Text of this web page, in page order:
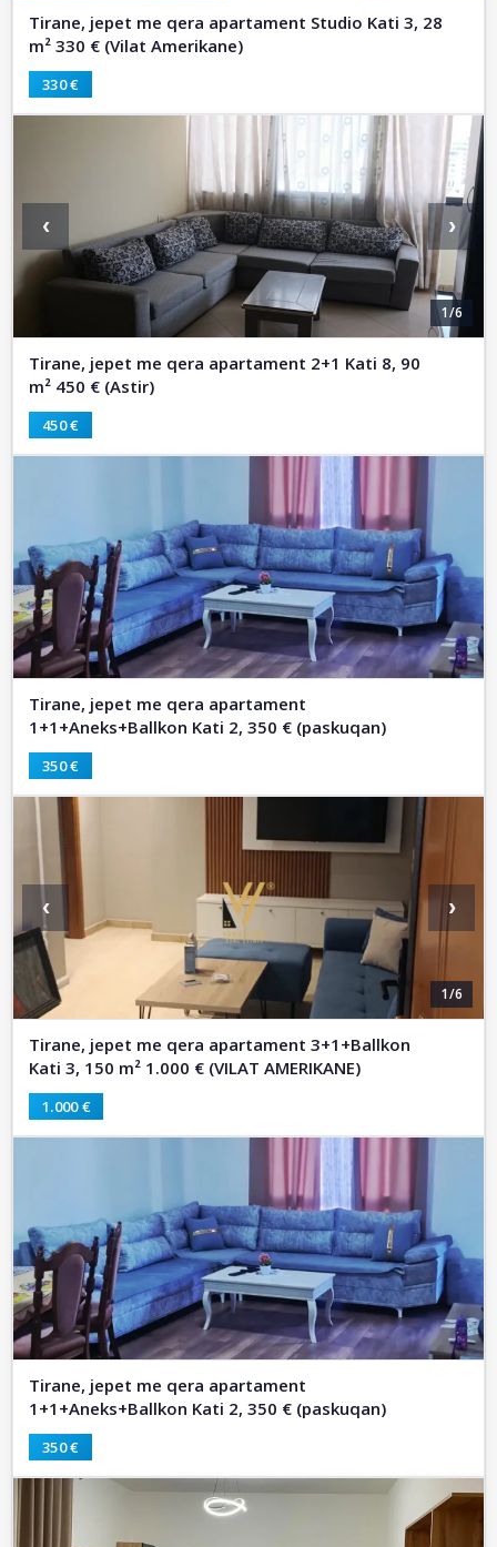
Tirane, jepet me qera apartament Studio Kati 3, 28
m² 330 € (Vilat Amerikane)
330 €
1/6
‹ ›
Tirane, jepet me qera apartament 2+1 Kati 8, 90
m² 450 € (Astir)
450 €
Tirane, jepet me qera apartament
1+1+Aneks+Ballkon Kati 2, 350 € (paskuqan)
350 €
1/6
‹ ›
Tirane, jepet me qera apartament 3+1+Ballkon
Kati 3, 150 m² 1.000 € (VILAT AMERIKANE)
1.000 €
Tirane, jepet me qera apartament
1+1+Aneks+Ballkon Kati 2, 350 € (paskuqan)
350 €